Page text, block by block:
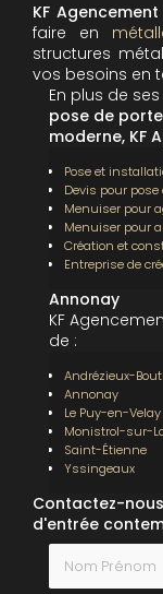
KF Agencement
faire en
structures
vos besoins en
En plus de
pose de
moderne, KF
Pose et
Devis pour
Menuiser pour
Menuiser pour
Création et
Entreprise de
Annonay
KF
de :
Andrézieux-
Annonay
Le Puy-en-Velay
Monistrol-sur-
Saint-Étienne
Yssingeaux
Contactez-
d'entrée
Nom Prénom